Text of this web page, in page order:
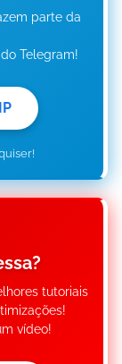
parte da
Telegram!
tutoriais
vídeo!